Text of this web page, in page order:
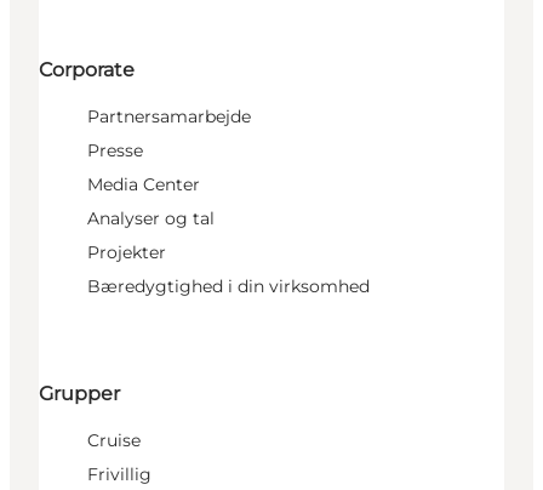
Corporate
Partnersamarbejde
Presse
Media Center
Analyser og tal
Projekter
Bæredygtighed i din virksomhed
Grupper
Cruise
Frivillig